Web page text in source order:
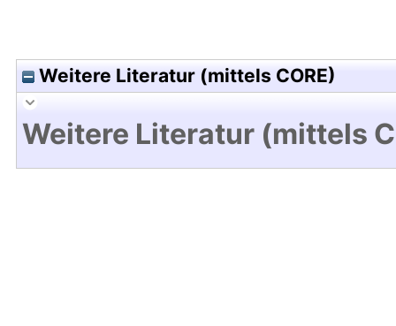
Weitere Literatur (mittels CORE)
Weitere Literatur (mittels